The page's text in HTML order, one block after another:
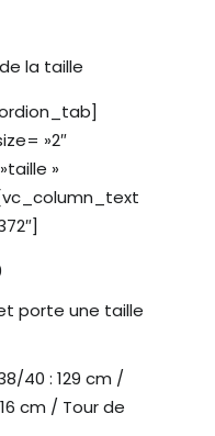
la taille
»2″
»
porte une taille
40 : 129 cm /
cm / Tour de